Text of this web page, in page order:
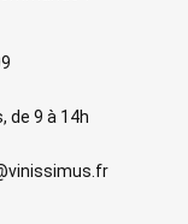
de 9 à 14h